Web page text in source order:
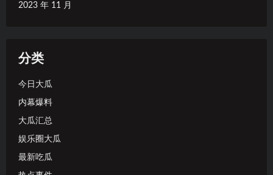
2023 年 11 月
分类
今日大瓜
内幕爆料
大瓜汇总
娱乐圈大瓜
最新吃瓜